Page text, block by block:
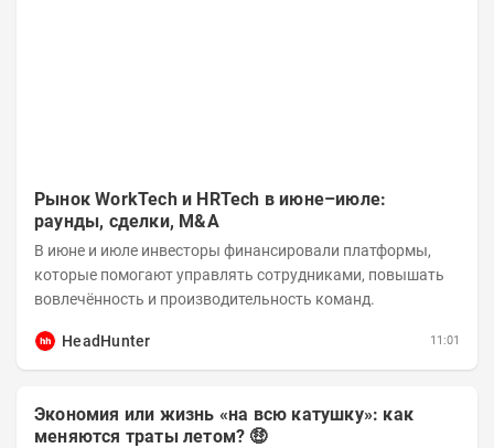
Рынок WorkTech и HRTech в июне–июле:
раунды, сделки, M&A
В июне и июле инвесторы финансировали платформы,
которые помогают управлять сотрудниками, повышать
вовлечённость и производительность команд.
HeadHunter 11:01
Экономия или жизнь «на всю катушку»: как
меняются траты летом? 🤑